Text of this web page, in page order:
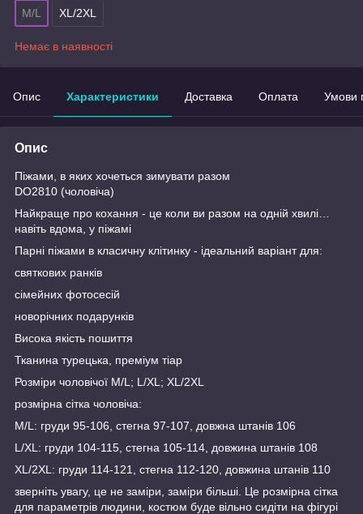
M/L XL/2XL
Немає в наявності
Опис Характеристики Доставка Оплата Умови
Опис
Піжами, в яких хочеться зимувати разом
DO2810 (чоловіча)
Найкраще про кохання - це коли ви разом на одній хвилі…
навіть вдома, у піжамі
Парні піжами в класичну клітинку - ідеальний варіант для:
святкових ранків
сімейних фотосесій
новорічних подарунків
Висока якість пошиття
Тканина турецька, преміум тіар
Розміри чоловічої М/L; L/XL; XL/2XL
розмірна сітка чоловіча:
M/L: груди 95-106, стегна 97-107, довжна штанів 106
L/XL: груди 104-115, стегна 105-114, довжина штанів 108
XL/2XL: груди 114-121, стегна 112-120, довжина штанів 110
зверніть увагу, це не заміри, заміри більші. Це розмірна сітка
для параметрів людини, костюм буде вільно сидіти на фігурі